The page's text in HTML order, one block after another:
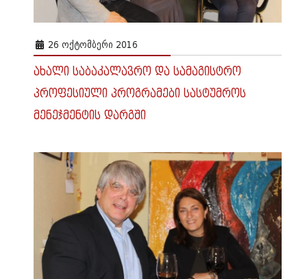
26 ᲝᲥᲢᲝᲛᲑᲔᲠᲘ 2016
ახალი საბაკალავრო და სამაგისტრო
პროფესიული პროგრამები სასტუმროს
მენეჯმენტის დარგში